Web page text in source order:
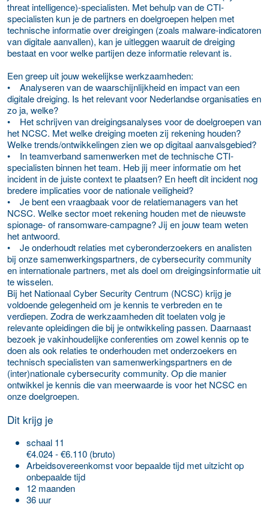
threat intelligence)-specialisten. Met behulp van de CTI-
specialisten kun je de partners en doelgroepen helpen met
technische informatie over dreigingen (zoals malware-indicatoren
van digitale aanvallen), kan je uitleggen waaruit de dreiging
bestaat en voor welke partijen deze informatie relevant is.
Een greep uit jouw wekelijkse werkzaamheden:
• Analyseren van de waarschijnlijkheid en impact van een
digitale dreiging. Is het relevant voor Nederlandse organisaties en
zo ja, welke?
• Het schrijven van dreigingsanalyses voor de doelgroepen van
het NCSC. Met welke dreiging moeten zij rekening houden?
Welke trends/ontwikkelingen zien we op digitaal aanvalsgebied?
• In teamverband samenwerken met de technische CTI-
specialisten binnen het team. Heb jij meer informatie om het
incident in de juiste context te plaatsen? En heeft dit incident nog
bredere implicaties voor de nationale veiligheid?
• Je bent een vraagbaak voor de relatiemanagers van het
NCSC. Welke sector moet rekening houden met de nieuwste
spionage- of ransomware-campagne? Jij en jouw team weten
het antwoord.
• Je onderhoudt relaties met cyberonderzoekers en analisten
bij onze samenwerkingspartners, de cybersecurity community
en internationale partners, met als doel om dreigingsinformatie uit
te wisselen.
Bij het Nationaal Cyber Security Centrum (NCSC) krijg je
voldoende gelegenheid om je kennis te verbreden en te
verdiepen. Zodra de werkzaamheden dit toelaten volg je
relevante opleidingen die bij je ontwikkeling passen. Daarnaast
bezoek je vakinhoudelijke conferenties om zowel kennis op te
doen als ook relaties te onderhouden met onderzoekers en
technisch specialisten van samenwerkingspartners en de
(inter)nationale cybersecurity community. Op die manier
ontwikkel je kennis die van meerwaarde is voor het NCSC en
onze doelgroepen.
Dit krijg je
schaal 11
€4.024 - €6.110 (bruto)
Arbeidsovereenkomst voor bepaalde tijd met uitzicht op
onbepaalde tijd
12 maanden
36 uur